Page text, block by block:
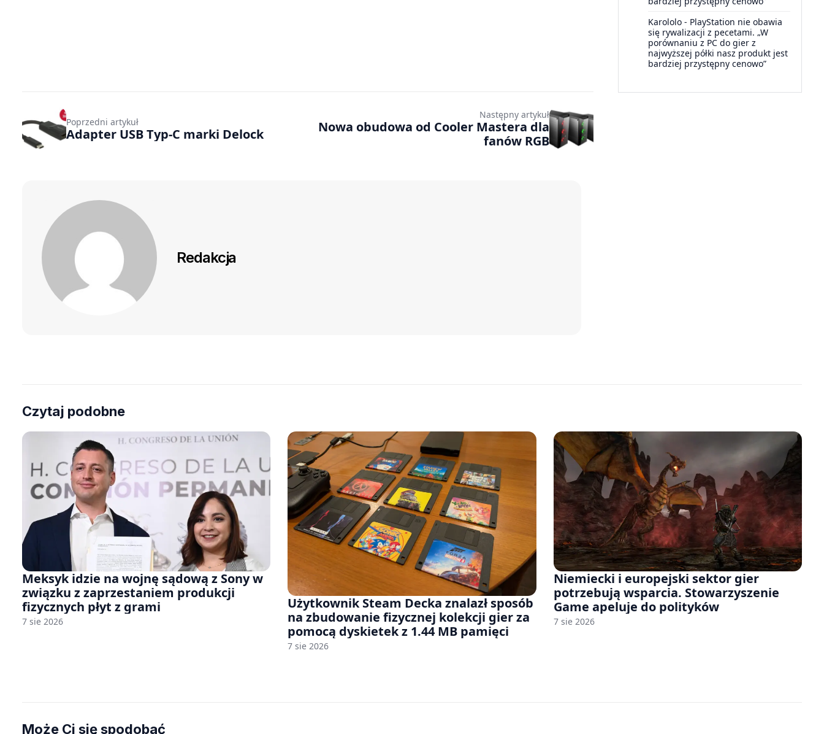
Karololo - PlayStation nie obawia
się rywalizacji z pecetami. „W
porównaniu z PC do gier z
najwyższej półki nasz produkt jest
bardziej przystępny cenowo”
Poprzedni artykuł
Adapter USB Typ-C marki Delock
Następny artykuł
Nowa obudowa od Cooler Mastera dla
fanów RGB
Redakcja
Czytaj podobne
Meksyk idzie na wojnę sądową z Sony w
związku z zaprzestaniem produkcji
fizycznych płyt z grami
7 sie 2026
Użytkownik Steam Decka znalazł sposób
na zbudowanie fizycznej kolekcji gier za
pomocą dyskietek z 1.44 MB pamięci
7 sie 2026
Niemiecki i europejski sektor gier
potrzebują wsparcia. Stowarzyszenie
Game apeluje do polityków
7 sie 2026
Może Ci się spodobać